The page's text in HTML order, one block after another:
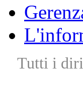
Tutti i